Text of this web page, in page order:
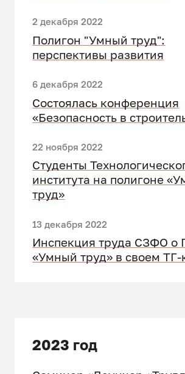
2 декабря 2022
Полигон "Умный труд":
перспективы развития
6 декабря 2022
Состоялась конференция
«Безопасность в
22 ноября 2022
Студенты
института на полигоне
труд»
13 декабря 2022
Инспекция труда СЗФО о
«Умный труд» в своем ТГ-
2023 год